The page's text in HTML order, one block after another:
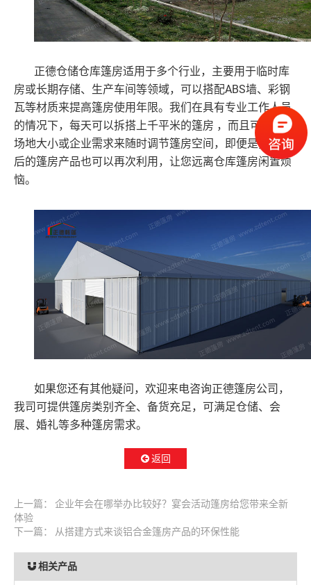
正德仓储仓库篷房适用于多个行业，主要用于临时库
房或长期存储、生产车间等领域，可以搭配ABS墙、彩钢
瓦等材质来提高篷房使用年限。我们在具有专业工作人员
的情况下，每天可以拆搭上千平米的篷房 ，而且可以根据
场地大小或企业需求来随时调节篷房空间，即便是拆卸过
后的篷房产品也可以再次利用，让您远离仓库篷房闲置烦
恼。
如果您还有其他疑问，欢迎来电咨询正德篷房公司，
我司可提供篷房类别齐全、备货充足，可满足仓储、会
展、婚礼等多种篷房需求。
返回
上一篇： 企业年会在哪举办比较好？宴会活动篷房给您带来全新
体验
下一篇：
从搭建方式来谈铝合金篷房产品的环保性能
相关产品